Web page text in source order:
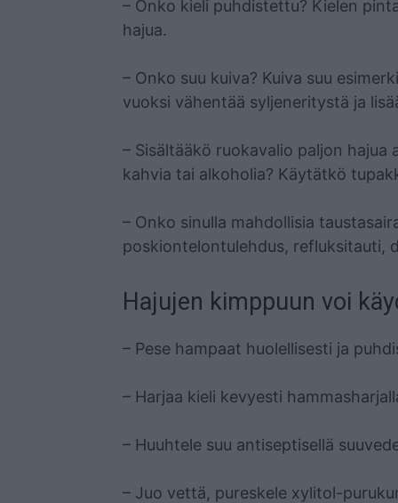
– Onko kieli puhdistettu? Kielen
hajua.
– Onko suu kuiva? Kuiva suu
vuoksi vähentää syljeneritystä ja
– Sisältääkö ruokavalio paljon
kahvia tai alkoholia? Käytätkö
– Onko sinulla mahdollisia
poskiontelontulehdus, refluksitauti,
Hajujen kimppuun voi
– Pese hampaat huolellisesti ja
– Harjaa kieli kevyesti
– Huuhtele suu antiseptisellä
– Juo vettä, pureskele xylitol-